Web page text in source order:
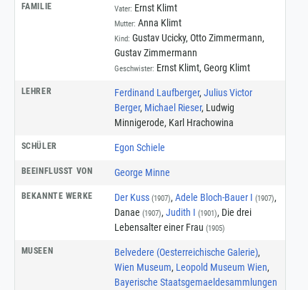
FAMILIE Vater: Ernst Klimt
Mutter: Anna Klimt
Kind: Gustav Ucicky, Otto Zimmermann,
Gustav Zimmermann
Geschwister: Ernst Klimt, Georg Klimt
LEHRER Ferdinand Laufberger, Julius Victor
Berger, Michael Rieser, Ludwig
Minnigerode, Karl Hrachowina
SCHÜLER Egon Schiele
BEEINFLUSST VON George Minne
BEKANNTE WERKE Der Kuss (1907), Adele Bloch-Bauer I (1907),
Danae (1907), Judith I (1901), Die drei
Lebensalter einer Frau (1905)
MUSEEN Belvedere (Oesterreichische Galerie),
Wien Museum, Leopold Museum Wien,
Bayerische Staatsgemaeldesammlungen